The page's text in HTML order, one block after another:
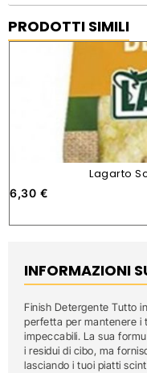
PRODOTTI SIMILI
Lagarto
6,30 €
INFORMAZIONI
Finish Detergente Tutto
perfetta per mantenere i
impeccabili. La sua
i residui di cibo, ma
lasciando i tuoi piatti